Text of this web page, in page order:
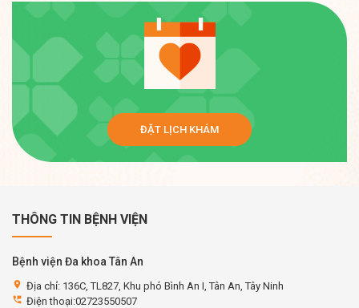
ĐẶT LỊCH KHÁM
THÔNG TIN BỆNH VIỆN
Bệnh viện Đa khoa Tân An
location_on Địa chỉ: 136C, TL827, Khu phó Bình An I, Tân An, Tây Ninh
perm_phone_msg Điện thoại:02723550507